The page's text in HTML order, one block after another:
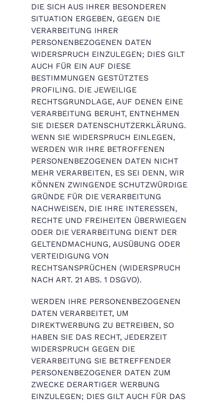
DIE SICH AUS IHRER BESONDEREN
SITUATION ERGEBEN, GEGEN DIE
VERARBEITUNG IHRER
PERSONENBEZOGENEN DATEN
WIDERSPRUCH EINZULEGEN; DIES GILT
AUCH FÜR EIN AUF DIESE
BESTIMMUNGEN GESTÜTZTES
PROFILING. DIE JEWEILIGE
RECHTSGRUNDLAGE, AUF DENEN EINE
VERARBEITUNG BERUHT, ENTNEHMEN
SIE DIESER DATENSCHUTZERKLÄRUNG.
WENN SIE WIDERSPRUCH EINLEGEN,
WERDEN WIR IHRE BETROFFENEN
PERSONENBEZOGENEN DATEN NICHT
MEHR VERARBEITEN, ES SEI DENN, WIR
KÖNNEN ZWINGENDE SCHUTZWÜRDIGE
GRÜNDE FÜR DIE VERARBEITUNG
NACHWEISEN, DIE IHRE INTERESSEN,
RECHTE UND FREIHEITEN ÜBERWIEGEN
ODER DIE VERARBEITUNG DIENT DER
GELTENDMACHUNG, AUSÜBUNG ODER
VERTEIDIGUNG VON
RECHTSANSPRÜCHEN (WIDERSPRUCH
NACH ART. 21 ABS. 1 DSGVO).
WERDEN IHRE PERSONENBEZOGENEN
DATEN VERARBEITET, UM
DIREKTWERBUNG ZU BETREIBEN, SO
HABEN SIE DAS RECHT, JEDERZEIT
WIDERSPRUCH GEGEN DIE
VERARBEITUNG SIE BETREFFENDER
PERSONENBEZOGENER DATEN ZUM
ZWECKE DERARTIGER WERBUNG
EINZULEGEN; DIES GILT AUCH FÜR DAS